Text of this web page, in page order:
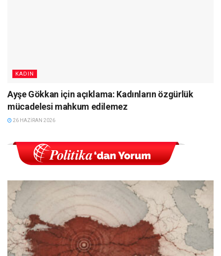
KADIN
Ayşe Gökkan için açıklama: Kadınların özgürlük
mücadelesi mahkum edilemez
26 HAZIRAN 2026